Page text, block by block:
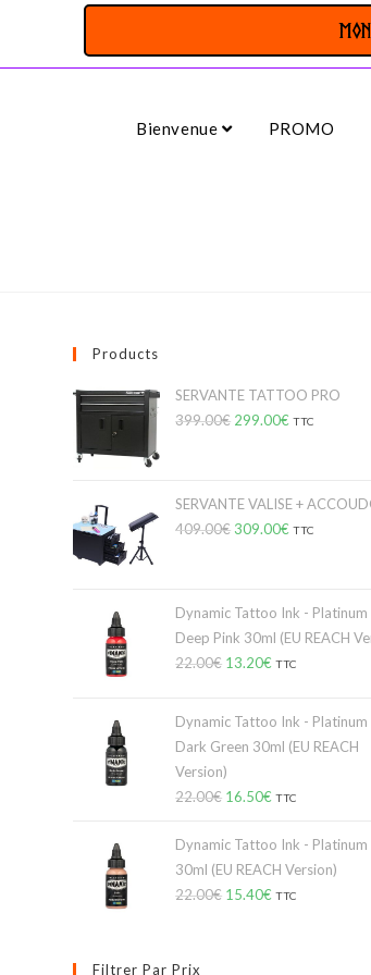
Bienvenue PROMO
Products
SERVANTE TATTOO PRO
399.00€ 299.00€ TTC
SERVANTE VALISE +
409.00€ 309.00€ TTC
Dynamic Tattoo Ink - Platinum
Deep Pink 30ml (EU REACH
22.00€ 13.20€ TTC
Dynamic Tattoo Ink - Platinum
Dark Green 30ml (EU REACH
Version)
22.00€ 16.50€ TTC
Dynamic Tattoo Ink - Platinum
30ml (EU REACH Version)
22.00€ 15.40€ TTC
Filtrer Par Prix